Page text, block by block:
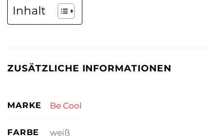
Inhalt
ZUSÄTZLICHE INFORMATIONEN
MARKE Be Cool
FARBE weiß